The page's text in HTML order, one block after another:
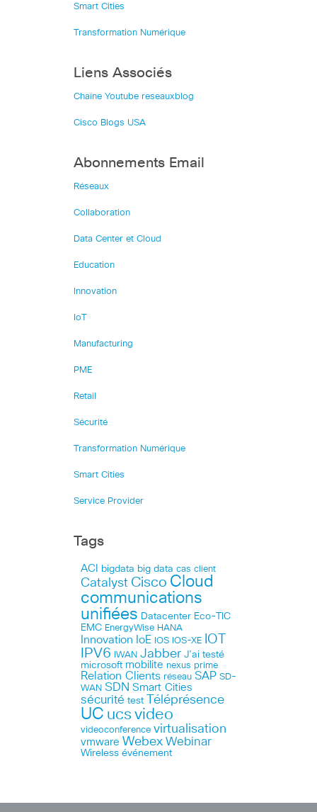
Smart Cities
Transformation Numérique
Liens Associés
Chaîne Youtube reseauxblog
Cisco Blogs USA
Abonnements Email
Réseaux
Collaboration
Data Center et Cloud
Education
Innovation
IoT
Manufacturing
PME
Retail
Sécurité
Transformation Numérique
Smart Cities
Service Provider
Tags
ACI bigdata big data cas client
Catalyst Cisco Cloud
communications
unifiées Datacenter Eco-TIC
EMC EnergyWise HANA
Innovation IoE IOS IOS-XE IOT
IPV6 IWAN Jabber J’ai testé
microsoft mobilite nexus prime
Relation Clients réseau SAP SD-
WAN SDN Smart Cities
sécurité test Téléprésence
UC ucs video
videoconference virtualisation
vmware Webex Webinar
Wireless événement